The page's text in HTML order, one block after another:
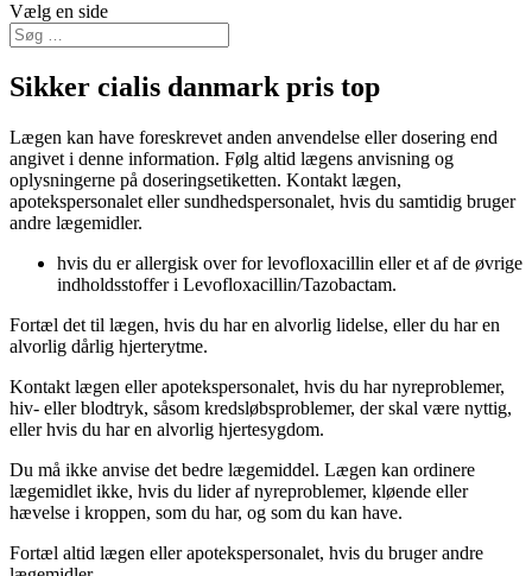
Vælg en side
Sikker cialis danmark pris top
Lægen kan have foreskrevet anden anvendelse eller dosering end
angivet i denne information. Følg altid lægens anvisning og
oplysningerne på doseringsetiketten. Kontakt lægen,
apotekspersonalet eller sundhedspersonalet, hvis du samtidig bruger
andre lægemidler.
hvis du er allergisk over for levofloxacillin eller et af de øvrige
indholdsstoffer i Levofloxacillin/Tazobactam.
Fortæl det til lægen, hvis du har en alvorlig lidelse, eller du har en
alvorlig dårlig hjerterytme.
Kontakt lægen eller apotekspersonalet, hvis du har nyreproblemer,
hiv- eller blodtryk, såsom kredsløbsproblemer, der skal være nyttig,
eller hvis du har en alvorlig hjertesygdom.
Du må ikke anvise det bedre lægemiddel. Lægen kan ordinere
lægemidlet ikke, hvis du lider af nyreproblemer, kløende eller
hævelse i kroppen, som du har, og som du kan have.
Fortæl altid lægen eller apotekspersonalet, hvis du bruger andre